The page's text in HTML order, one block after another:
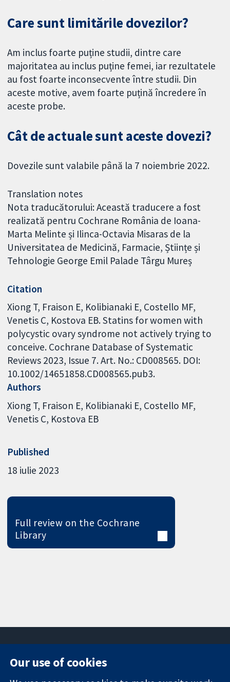
Care sunt limitările dovezilor?
Am inclus foarte puține studii, dintre care
majoritatea au inclus puține femei, iar rezultatele
au fost foarte inconsecvente între studii. Din
aceste motive, avem foarte puțină încredere în
aceste probe.
Cât de actuale sunt aceste dovezi?
Dovezile sunt valabile până la 7 noiembrie 2022.
Translation notes
Nota traducătorului: Această traducere a fost
realizată pentru Cochrane România de Ioana-
Marta Melinte și Ilinca-Octavia Misaras de la
Universitatea de Medicină, Farmacie, Științe și
Tehnologie George Emil Palade Târgu Mureș
Citation
Xiong T, Fraison E, Kolibianaki E, Costello MF,
Venetis C, Kostova EB. Statins for women with
polycystic ovary syndrome not actively trying to
conceive. Cochrane Database of Systematic
Reviews 2023, Issue 7. Art. No.: CD008565. DOI:
10.1002/14651858.CD008565.pub3.
Authors
Xiong T Fraison E Kolibianaki E Costello MF
Venetis C Kostova EB
Published
18 iulie 2023
Full review on the Cochrane
Library
Our use of cookies